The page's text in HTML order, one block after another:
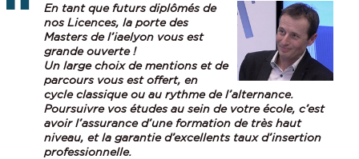
En tant que futurs diplômés de
nos Licences, la porte des
Masters de l’iaelyon vous est
grande ouverte !
Un large choix de mentions et de
parcours vous est offert, en
cycle classique ou au rythme de l’alternance.
Poursuivre vos études au sein de votre école, c’est
avoir l’assurance d’une formation de très haut
niveau, et la garantie d’excellents taux d’insertion
professionnelle.